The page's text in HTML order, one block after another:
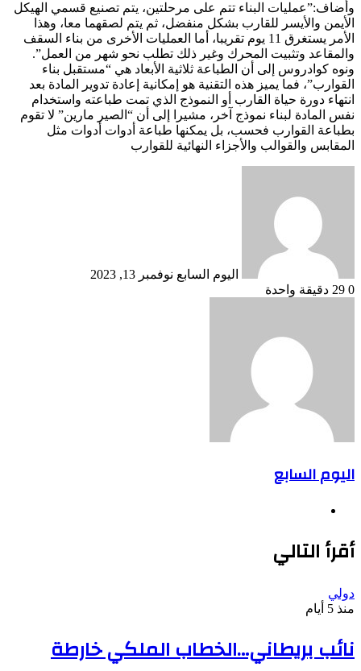
وأضاف:”عمليات البناء تتم على مرحلتين، يتم تصنيع قسمي الهيكل
الأيمن والأيسر للقارب بشكل منفضل، ثم يتم لصقهما معا، وهذا
الأمر يستغرق 11 يوم تقريبا، أما العمليات الأخرى من بناء السقف
والمقاعد وتثبيت المحرك وغير ذلك تطلب نحو شهر من العمل”.
ونوه كوادروس إلى أن الطباعة ثلاثية الأبعاد هي “مستقبل بناء
القوارب”، فما يميز هذه التقنية هو إمكانية إعادة تدوير المادة بعد
انتهاء دورة حياة القارب أو النموذج الذي تمت طباعته واستخدام
نفس المادة لبناء نموذج آخر، مشيرا إلى أن “الصير مارين” لا تقوم
بطباعة القوارب فحسب، بل يمكنها طباعة أدوات أدوات مثل
المقابس والقوالب والأجزاء النهائية للقوارب
اليوم السابع نوفمبر 13, 2023
0
دقيقة واحدة
اليوم السابع
أقرأ التالي
دولي
منذ 5 أيام
نائب بريطاني…الخطاب الملكي خارطة